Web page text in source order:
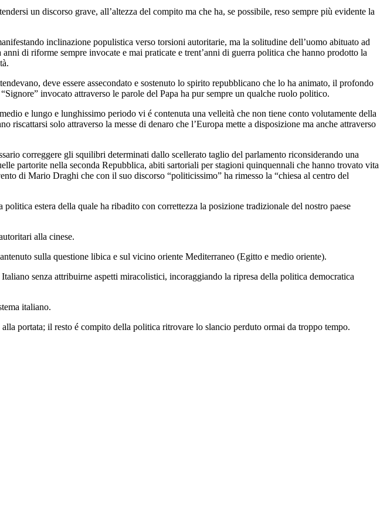
un discorso grave, all’altezza del compito ma che ha, se possibile, reso sempre più evidente la
inclinazione populistica verso torsioni autoritarie, ma la solitudine dell’uomo abituato ad
di riforme sempre invocate e mai praticate e trent’anni di guerra politica che hanno prodotto la
deve essere assecondato e sostenuto lo spirito repubblicano che lo ha animato, il profondo
invocato attraverso le parole del Papa ha pur sempre un qualche ruolo politico.
e lungo e lunghissimo periodo vi é contenuta una velleità che non tiene conto volutamente della
solo attraverso la messe di denaro che l’Europa mette a disposizione ma anche attraverso
correggere gli squilibri determinati dallo scellerato taglio del parlamento riconsiderando una
partorite nella seconda Repubblica, abiti sartoriali per stagioni quinquennali che hanno trovato vita
di Mario Draghi che con il suo discorso “politicissimo” ha rimesso la “chiesa al centro del
estera della quale ha ribadito con correttezza la posizione tradizionale del nostro paese
alla cinese.
sulla questione libica e sul vicino oriente Mediterraneo (Egitto e medio oriente).
senza attribuirne aspetti miracolistici, incoraggiando la ripresa della politica democratica
italiano.
portata; il resto é compito della politica ritrovare lo slancio perduto ormai da troppo tempo.